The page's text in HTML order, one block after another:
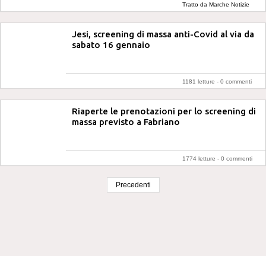
Tratto da Marche Notizie
Jesi, screening di massa anti-Covid al via da
sabato 16 gennaio
1181 letture - 0 commenti
Riaperte le prenotazioni per lo screening di
massa previsto a Fabriano
1774 letture - 0 commenti
Precedenti